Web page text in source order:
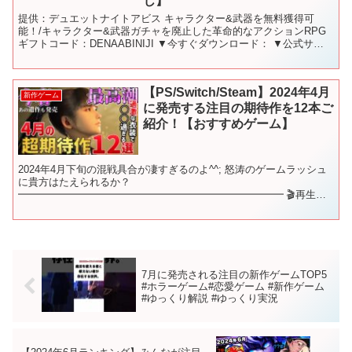
提供：デュエットナイトアビス キャラクター&武器を無料獲得可
能！/キャラクター&武器ガチャを廃止した革命的なアクションRPG
ギフトコード：DENAABINIJI ▼今すぐダウンロード： ▼公式サイ
新作ゲーム
【PS/Switch/Steam】2024年4月
に発売する注目の期待作を12本ご
紹介！【おすすめゲーム】
2024年4月下旬の混戦具合が凄すぎるのよ^^; 怒涛のゲームラッシュ
に貴方はたえられるか？
━━━━━━━━━━━━━━━━━━━━━━━━━━ 🎬再生リ
を網羅できます！ ━...
7月に発売される注目の新作ゲームTOP5
#ホラーゲーム#恋愛ゲーム #新作ゲーム
#ゆっくり解説 #ゆっくり実況